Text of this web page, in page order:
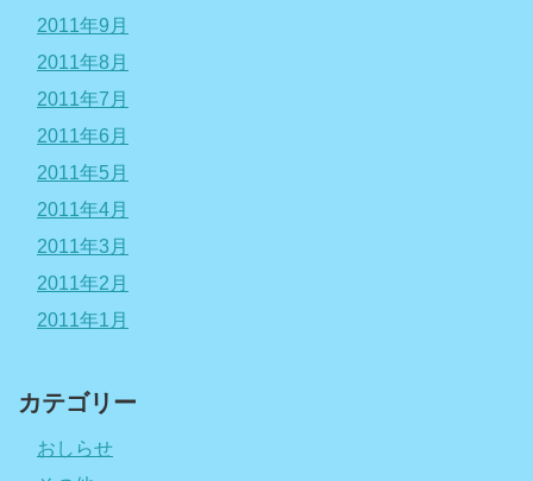
2011年9月
2011年8月
2011年7月
2011年6月
2011年5月
2011年4月
2011年3月
2011年2月
2011年1月
カテゴリー
おしらせ